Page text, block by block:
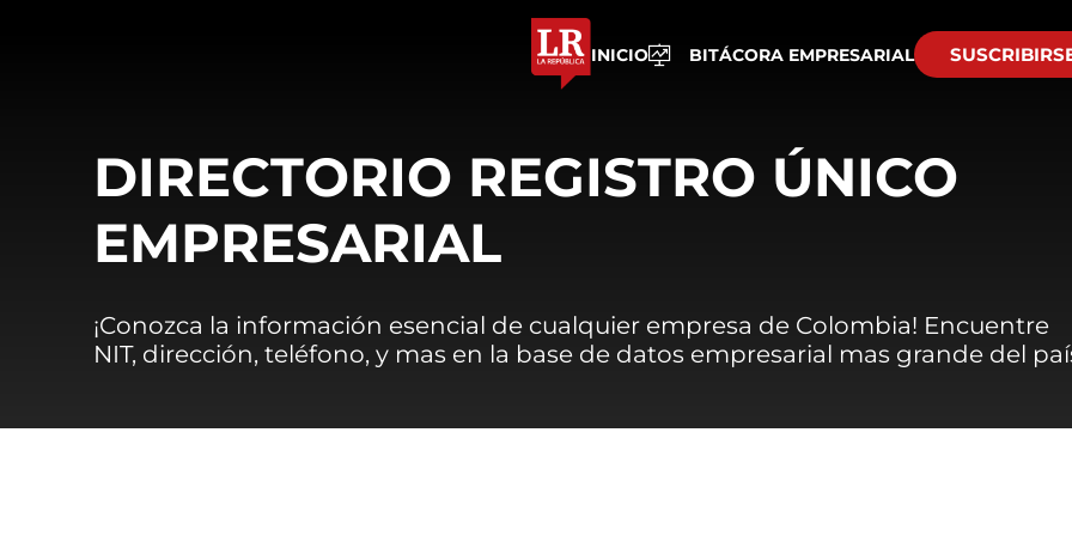
INICIO BITÁCORA EMPRESARIAL
DIRECTORIO REGISTRO ÚNICO
EMPRESARIAL
¡Conozca la información esencial de cualquier empresa de Colombia! Encuentre
NIT, dirección, teléfono, y mas en la base de datos empresarial mas grande del